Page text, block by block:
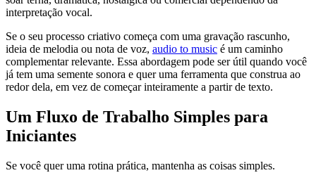
interpretação vocal.
Se o seu processo criativo começa com uma gravação rascunho,
ideia de melodia ou nota de voz, audio to music é um caminho
complementar relevante. Essa abordagem pode ser útil quando você
já tem uma semente sonora e quer uma ferramenta que construa ao
redor dela, em vez de começar inteiramente a partir de texto.
Um Fluxo de Trabalho Simples para
Iniciantes
Se você quer uma rotina prática, mantenha as coisas simples.